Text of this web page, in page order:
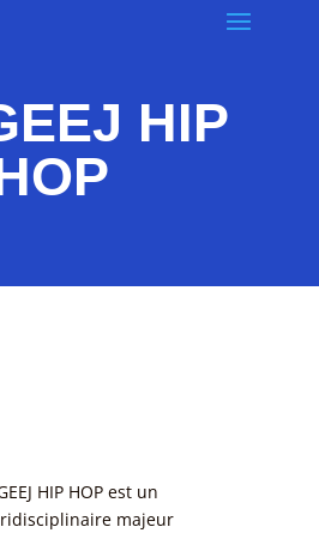
HIP
HIP HOP est un
majeur